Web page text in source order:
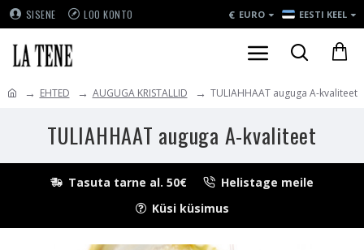
SISENE LOO KONTO € EURO EESTI KEEL
EHTED AUGUGA KRISTALLID TULIAHHAAT auguga A-kvaliteet
TULIAHHAAT auguga A-kvaliteet
Tasuta tarne al. 50€
Helistage meile
Küsi küsimus